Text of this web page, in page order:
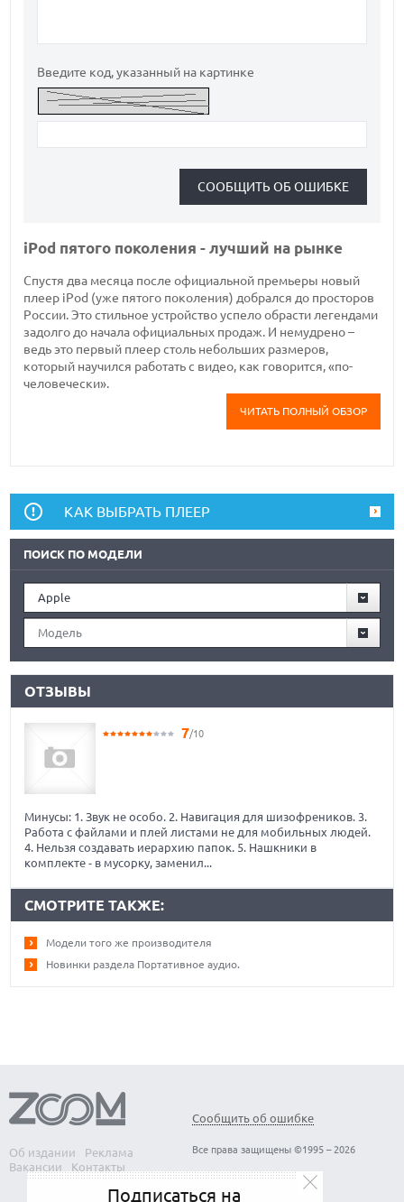
Введите код, указанный на картинке
iPod пятого поколения - лучший на рынке
Спустя два месяца после официальной премьеры новый
плеер iPod (уже пятого поколения) добрался до просторов
России. Это стильное устройство успело обрасти легендами
задолго до начала официальных продаж. И немудрено –
ведь это первый плеер столь небольших размеров,
который научился работать с видео, как говорится, «по-
человечески».
ЧИТАТЬ ПОЛНЫЙ ОБЗОР
КАК ВЫБРАТЬ ПЛЕЕР
ПОИСК ПО МОДЕЛИ
Apple
Модель
ОТЗЫВЫ
7/10
Минусы: 1. Звук не особо. 2. Навигация для шизофреников. 3.
Работа с файлами и плей листами не для мобильных людей.
4. Нельзя создавать иерархию папок. 5. Нашкники в
комплекте - в мусорку, заменил...
СМОТРИТЕ ТАКЖЕ:
Модели того же производителя
Новинки раздела Портативное аудио.
Об издании
Реклама
Вакансии
Контакты
Сообщить об ошибке
Все права защищены ©1995 – 2026
Подписаться на